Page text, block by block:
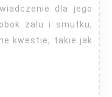
dla jego
żalu i smutku,
kwestie, takie jak